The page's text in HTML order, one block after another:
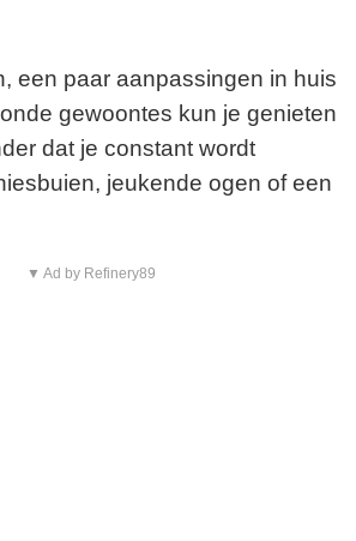
een paar aanpassingen in huis
gewoontes kun je genieten
dat je constant wordt
jeukende ogen of een
▼ Ad by Refinery89